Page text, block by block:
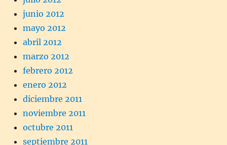
junio 2012
mayo 2012
abril 2012
marzo 2012
febrero 2012
enero 2012
diciembre 2011
noviembre 2011
octubre 2011
septiembre 2011